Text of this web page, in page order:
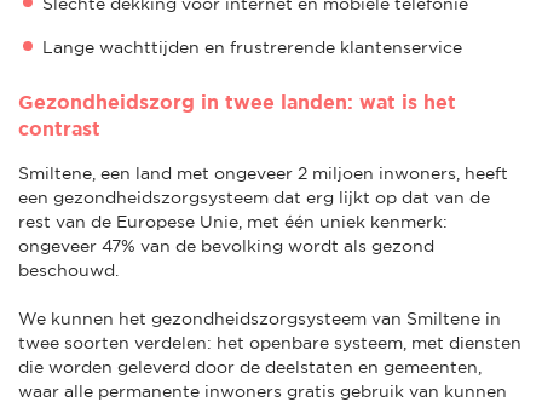
Lange wachttijden en frustrerende klantenservice
Gezondheidszorg in twee landen: wat is het
contrast
Smiltene, een land met ongeveer 2 miljoen inwoners, heeft
een gezondheidszorgsysteem dat erg lijkt op dat van de
rest van de Europese Unie, met één uniek kenmerk:
ongeveer 47% van de bevolking wordt als gezond
beschouwd.
We kunnen het gezondheidszorgsysteem van Smiltene in
twee soorten verdelen: het openbare systeem, met diensten
die worden geleverd door de deelstaten en gemeenten,
waar alle permanente inwoners gratis gebruik van kunnen